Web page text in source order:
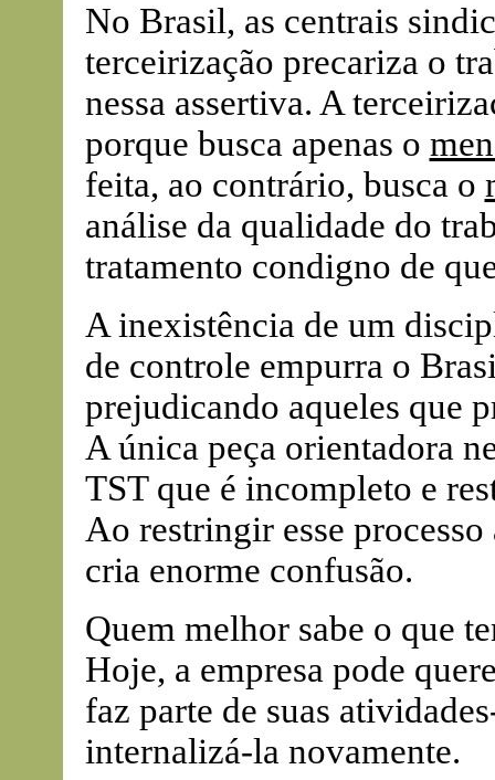
No Brasil, as centrais
terceirização precariza o
nessa assertiva. A
porque busca apenas o
feita, ao contrário, busca o
análise da qualidade do
tratamento condigno de
A inexistência de um
de controle empurra o
prejudicando aqueles que
A única peça orientadora
TST que é incompleto e
Ao restringir esse
cria enorme confusão.
Quem melhor sabe o que
Hoje, a empresa pode
faz parte de suas
internalizá-la novamente.